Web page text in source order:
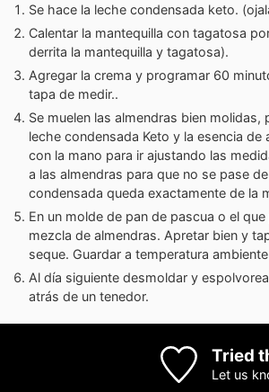
Se hace la leche condensada keto.
Calentar la mantequilla con tagatosa
derrita la mantequilla y tagatosa).
Agregar la crema y programar 60
tapa de medir..
Se muelen las almendras bien molidas,
leche condensada Keto y la esencia
con la mano para ir ajustando las
a las almendras para que no se pase
condensada queda exactamente de la
En un molde de pan de pascua o el
mezcla de almendras. Apretar bien y
seque. Guardar a temperatura
Al día siguiente desmoldar y
atrás de un tenedor.
Tried
Let us